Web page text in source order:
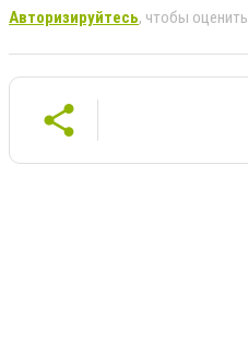
Авторизируйтесь, чтобы оценить